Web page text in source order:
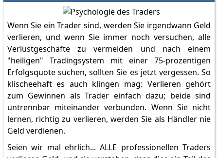
Wenn Sie ein Trader sind, werden Sie irgendwann Geld
verlieren, und wenn Sie immer noch versuchen, alle
Verlustgeschäfte zu vermeiden und nach einem
"heiligen" Tradingsystem mit einer 75-prozentigen
Erfolgsquote suchen, sollten Sie es jetzt vergessen. So
klischeehaft es auch klingen mag: Verlieren gehört
zum Gewinnen als Trader einfach dazu; beide sind
untrennbar miteinander verbunden. Wenn Sie nicht
lernen, richtig zu verlieren, werden Sie als Händler nie
Geld verdienen.
Seien wir mal ehrlich... ALLE professionellen Traders